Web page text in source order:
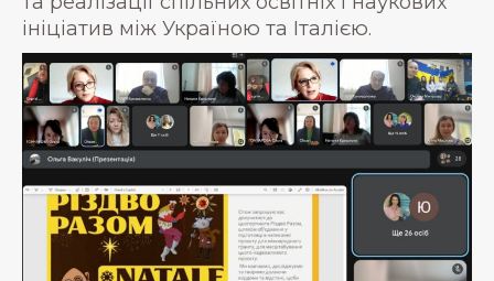
ініціатив між Україною та Італією.